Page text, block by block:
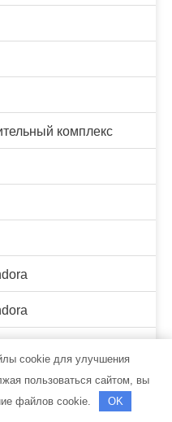
комплекс
комплекс, МГУ
cookie для улучшения
пользоваться сайтом, вы
файлов cookie.
OK